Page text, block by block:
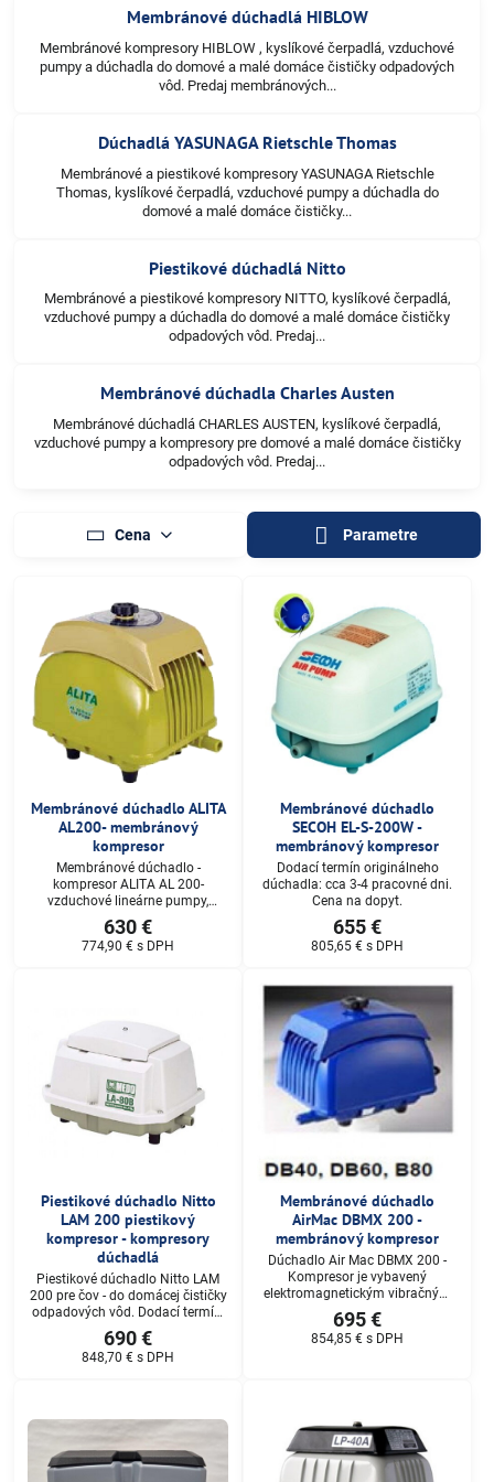
Membránové dúchadlá HIBLOW
Membránové kompresory HIBLOW , kyslíkové čerpadlá, vzduchové
pumpy a dúchadla do domové a malé domáce čističky odpadových
vôd. Predaj membránových...
Dúchadlá YASUNAGA Rietschle Thomas
Membránové a piestikové kompresory YASUNAGA Rietschle
Thomas, kyslíkové čerpadlá, vzduchové pumpy a dúchadla do
domové a malé domáce čističky...
Piestikové dúchadlá Nitto
Membránové a piestikové kompresory NITTO, kyslíkové čerpadlá,
vzduchové pumpy a dúchadla do domové a malé domáce čističky
odpadových vôd. Predaj...
Membránové dúchadla Charles Austen
Membránové dúchadlá CHARLES AUSTEN, kyslíkové čerpadlá,
vzduchové pumpy a kompresory pre domové a malé domáce čističky
odpadových vôd. Predaj...
Cena Parametre
Membránové dúchadlo ALITA
AL200- membránový
kompresor
Membránové dúchadlo -
kompresor ALITA AL 200-
vzduchové lineárne pumpy,
dúchadlá a kompresory. Dodací
termín: cca 2 pracovné dni. Cena
na dopyt.
630 €
774,90 € s DPH
Membránové dúchadlo
SECOH EL-S-200W -
membránový kompresor
Dodací termín originálneho
dúchadla: cca 3-4 pracovné dni.
Cena na dopyt.
655 €
805,65 € s DPH
Piestikové dúchadlo Nitto
LAM 200 piestikový
kompresor - kompresory
dúchadlá
Piestikové dúchadlo Nitto LAM
200 pre čov - do domácej čističky
odpadových vôd. Dodací termín:
do 3-4 pracovných dní, Cena na
dopyt.
690 €
848,70 € s DPH
Membránové dúchadlo
AirMac DBMX 200 -
membránový kompresor
Dúchadlo Air Mac DBMX 200 -
Kompresor je vybavený
elektromagnetickým vibračným
motorom , ktorého vysoká
účinnosť je jeho všeobecne
známou vlastnosťou. Dodací
695 €
854,85 € s DPH